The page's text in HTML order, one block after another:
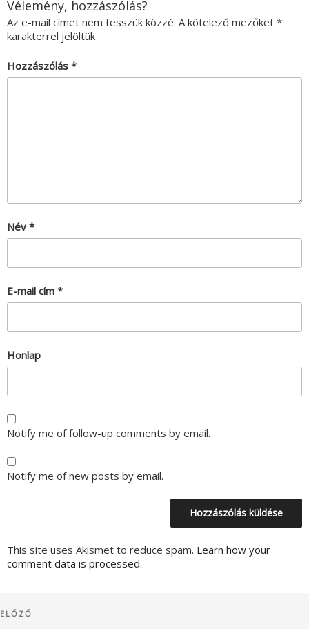
Vélemény, hozzászólás?
Az e-mail címet nem tesszük közzé. A kötelező mezőket *
karakterrel jelöltük
Hozzászólás *
Név *
E-mail cím *
Honlap
Notify me of follow-up comments by email.
Notify me of new posts by email.
This site uses Akismet to reduce spam. Learn how your
comment data is processed.
navigáció
Korábbi
ELŐZŐ